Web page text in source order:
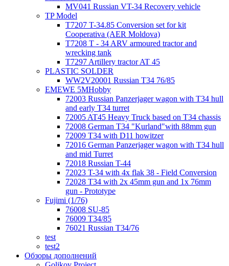
MV041 Russian VT-34 Recovery vehicle
TP Model
T7207 T-34.85 Conversion set for kit
Cooperativa (AER Moldova)
T7208 T - 34 ARV armoured tractor and
wrecking tank
T7297 Artillery tractor AT 45
PLASTIC SOLDER
WW2V20001 Russian T34 76/85
EMEWE 5MHobby
72003 Russian Panzerjager wagon with T34 hull
and early T34 turret
72005 AT45 Heavy Truck based on T34 chassis
72008 German T34 "Kurland"with 88mm gun
72009 T34 with D11 howitzer
72016 German Panzerjager wagon with T34 hull
and mid Turret
72018 Russian T-44
72023 T-34 with 4x flak 38 - Field Conversion
72028 T34 with 2x 45mm gun and 1x 76mm
gun - Prototype
Fujimi (1/76)
76008 SU-85
76009 T34/85
76021 Russian T34/76
test
test2
Обзоры дополнений